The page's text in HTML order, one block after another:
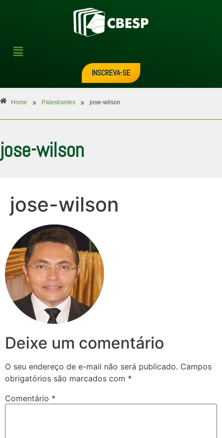
INSCREVA-SE
Home » Palestrantes » jose-wilson
jose-wilson
jose-wilson
Deixe um comentário
O seu endereço de e-mail não será publicado. Campos
obrigatórios são marcados com *
Comentário *